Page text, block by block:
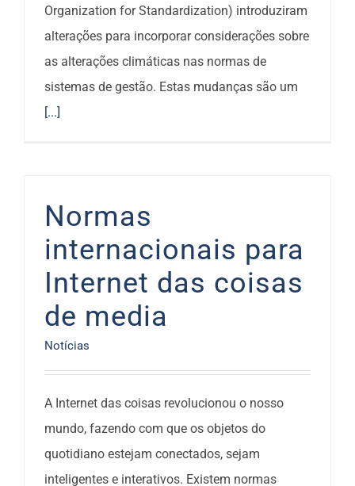
Organization for Standardization) introduziram
alterações para incorporar considerações sobre
as alterações climáticas nas normas de
sistemas de gestão. Estas mudanças são um
[...]
Normas
internacionais para
Internet das coisas
de media
Notícias
A Internet das coisas revolucionou o nosso
mundo, fazendo com que os objetos do
quotidiano estejam conectados, sejam
inteligentes e interativos. Existem normas